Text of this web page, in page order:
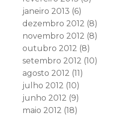
janeiro 2013 (6)
dezembro 2012 (8)
novembro 2012 (8)
outubro 2012 (8)
setembro 2012 (10)
agosto 2012 (11)
julho 2012 (10)
junho 2012 (9)
maio 2012 (18)